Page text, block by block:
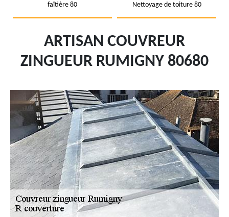
faîtière 80
Nettoyage de toiture 80
ARTISAN COUVREUR
ZINGUEUR RUMIGNY 80680